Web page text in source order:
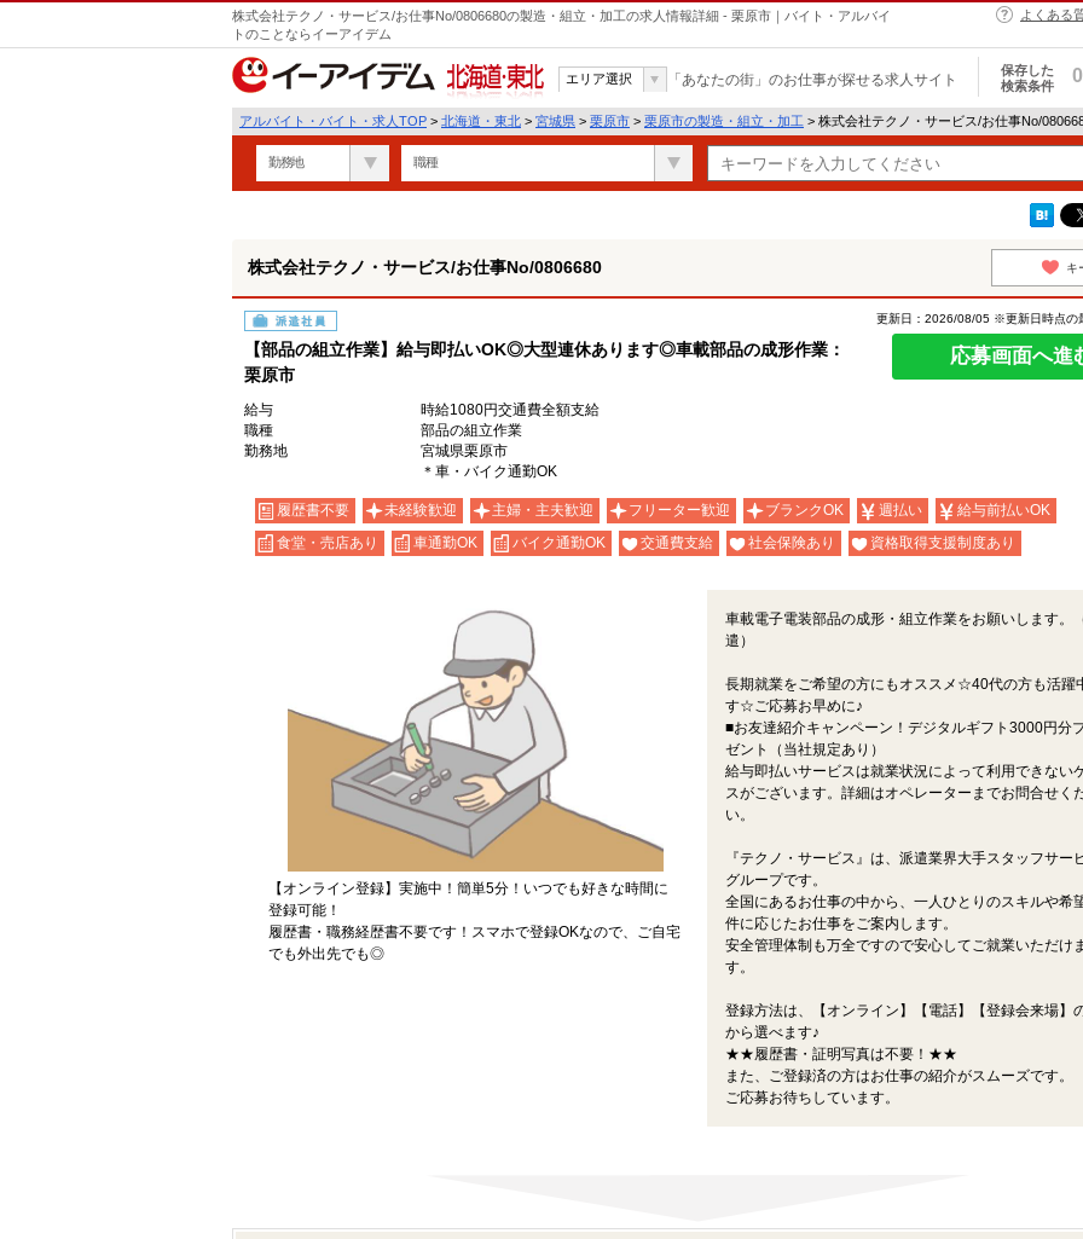
株式会社テクノ・サービス/お仕事No/0806680の製造・組立・加工の求人情報詳細 - 栗原市｜バイト・アルバイ
トのことならイーアイデム
よくある
北海道・東北
エリア選択 「あなたの街」のお仕事が探せる求人サイト
保存した
検索条件
0
アルバイト・バイト・求人TOP > 北海道・東北 > 宮城県 > 栗原市 > 栗原市の製造・組立・加工 > 株式会社テクノ・サービス/お仕事No/
勤務地 職種
株式会社テクノ・サービス/お仕事No/0806680 キ
派遣社員
【部品の組立作業】給与即払いOK◎大型連休あります◎車載部品の成形作業：
栗原市
更新日：2026/08/05 ※更新日時点の
応募画面へ進
給与
時給1080円交通費全額支給
職種
部品の組立作業
勤務地
宮城県栗原市
＊車・バイク通勤OK
履歴書不要 未経験歓迎 主婦・主夫歓迎 フリーター歓迎 ブランクOK 週払い
給与前払いOK
食堂・売店あり
車通勤OK バイク通勤OK 交通費支給 社会保険あり 資格取得支援制度あり
【オンライン登録】実施中！簡単5分！いつでも好きな時間に
登録可能！
履歴書・職務経歴書不要です！スマホで登録OKなので、ご自宅
でも外出先でも◎
車載電子電装部品の成形・組立作業をお願いします。
遣）
長期就業をご希望の方にもオススメ☆40代の方も活躍
す☆ご応募お早めに♪
■お友達紹介キャンペーン！デジタルギフト3000円分
ゼント（当社規定あり）
給与即払いサービスは就業状況によって利用できない
スがございます。詳細はオペレーターまでお問合せく
い。
『テクノ・サービス』は、派遣業界大手スタッフサー
グループです。
全国にあるお仕事の中から、一人ひとりのスキルや希
件に応じたお仕事をご案内します。
安全管理体制も万全ですので安心してご就業いただけま
す。
登録方法は、【オンライン】【電話】【登録会来場】
から選べます♪
★★履歴書・証明写真は不要！★★
また、ご登録済の方はお仕事の紹介がスムーズです。
ご応募お待ちしています。